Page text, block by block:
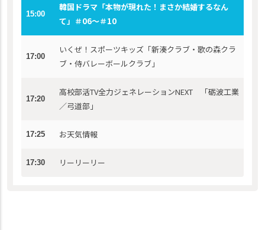
15:00
韓国ドラマ「本物が現れた！まさか結婚するなん
て」＃06〜＃10
17:00
いくぜ！スポーツキッズ「新湊クラブ・歌の森クラ
ブ・侍バレーボールクラブ」
17:20
高校部活TV全力ジェネレーションNEXT 「砺波工業
／弓道部」
17:25 お天気情報
17:30 リーリーリー